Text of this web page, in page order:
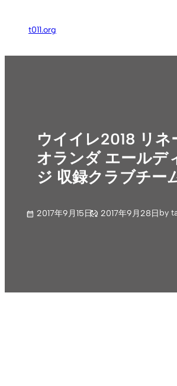
ス
t011.org
ウイイレ2018 リネ
オランダ エールデ
ジ 収録クラブチー
2017年9月15日 2017年9月28日by